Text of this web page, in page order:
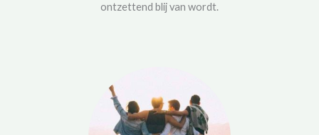
ontzettend blij van wordt.